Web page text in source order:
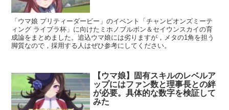
「ウマ娘 プリティーダービー」のイベント「チャンピオンズミーテ
ィング ライブラ杯」に向けたミホノブルボン＆セイウンスカイの育
成論をまとめました。追込ウマ娘には劣りますが，メタの1角を担う
脚質なので，採用する人はぜひ参考にしてください。
【ウマ娘】固有スキルのレベルア
ップにはファン数と理事長との絆
が必要。具体的な数字を検証して
みた